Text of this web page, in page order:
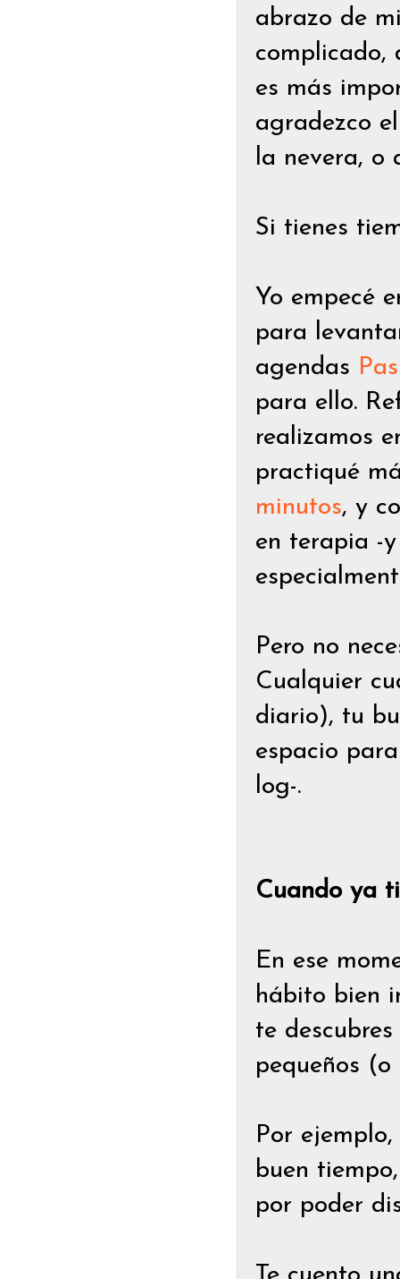
abrazo de
complicado,
es más
agradezco
la nevera, o
Si tienes
Yo empecé
para
agendas
para ello.
realizamos
practiqué
minutos, y
en terapia -
Pero no
Cualquier
diario), tu
espacio
log-.
Cuando ya
En ese
hábito bien
te
pequeños
Por
buen
por poder